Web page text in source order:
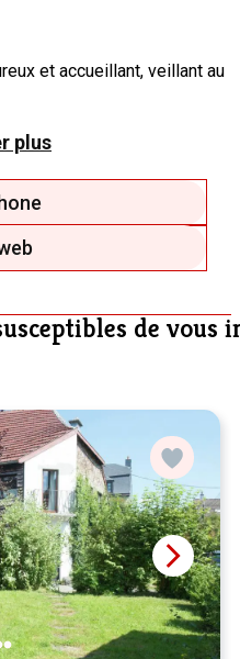
et accueillant, veillant au
pour vous..
plus
de vous